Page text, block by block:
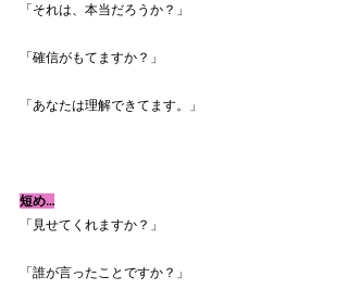
「それは、本当だろうか？」
「確信がもてますか？」
「あなたは理解できてます。」
短め…
「見せてくれますか？」
「誰が言ったことですか？」